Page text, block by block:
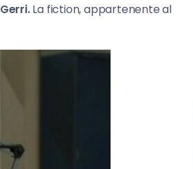
Gerri.La fiction, appartenente al